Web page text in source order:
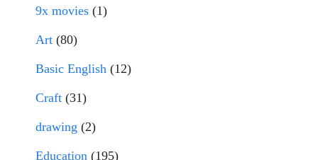
9x movies (1)
Art (80)
Basic English (12)
Craft (31)
drawing (2)
Education (195)